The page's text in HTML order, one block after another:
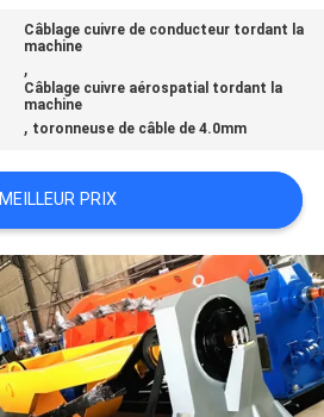
Câblage cuivre de conducteur tordant la
machine
,
Câblage cuivre aérospatial tordant la
machine
, toronneuse de câble de 4.0mm
MEILLEUR PRIX